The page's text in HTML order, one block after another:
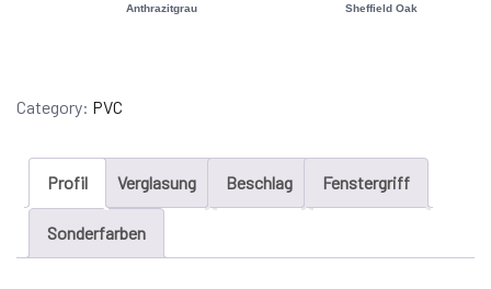
Anthrazitgrau Sheffield Oak
Category: PVC
Profil Verglasung Beschlag Fenstergriff
Sonderfarben